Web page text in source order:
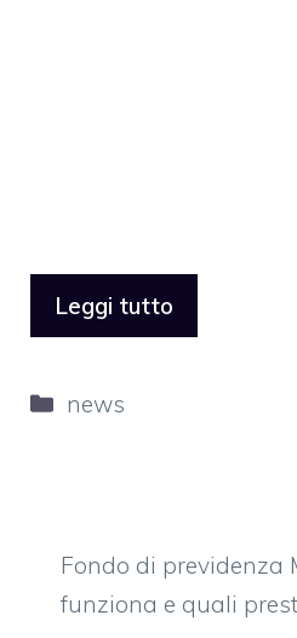
Leggi tutto
Categorie
news
Fondo di previdenza
funziona e quali